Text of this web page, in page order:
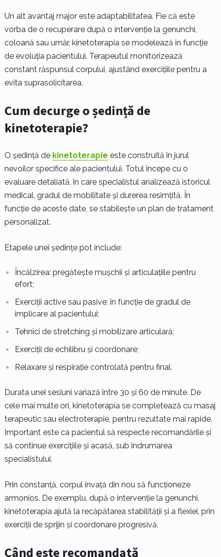
Un alt avantaj major este adaptabilitatea. Fie că este
vorba de o recuperare după o intervenție la genunchi,
coloană sau umăr, kinetoterapia se modelează în funcție
de evoluția pacientului. Terapeutul monitorizează
constant răspunsul corpului, ajustând exercițiile pentru a
evita suprasolicitarea.
Cum decurge o ședință de
kinetoterapie?
O ședință de kinetoterapie este construită în jurul
nevoilor specifice ale pacientului. Totul începe cu o
evaluare detaliată, în care specialistul analizează istoricul
medical, gradul de mobilitate și durerea resimțită. În
funcție de aceste date, se stabilește un plan de tratament
personalizat.
Etapele unei ședințe pot include:
Încălzirea: pregătește mușchii și articulațiile pentru
efort;
Exerciții active sau pasive: în funcție de gradul de
implicare al pacientului;
Tehnici de stretching și mobilizare articulară;
Exerciții de echilibru și coordonare;
Relaxare și respirație controlată pentru final.
Durata unei sesiuni variază între 30 și 60 de minute. De
cele mai multe ori, kinetoterapia se completează cu masaj
terapeutic sau electroterapie, pentru rezultate mai rapide.
Important este ca pacientul să respecte recomandările și
să continue exercițiile și acasă, sub îndrumarea
specialistului.
Prin constanță, corpul învață din nou să funcționeze
armonios. De exemplu, după o intervenție la genunchi,
kinetoterapia ajută la recăpătarea stabilității și a flexiei, prin
exerciții de sprijin și coordonare progresivă.
Când este recomandată